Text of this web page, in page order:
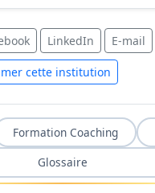
LinkedIn E-mail
cette institution
Formation Coaching
Glossaire